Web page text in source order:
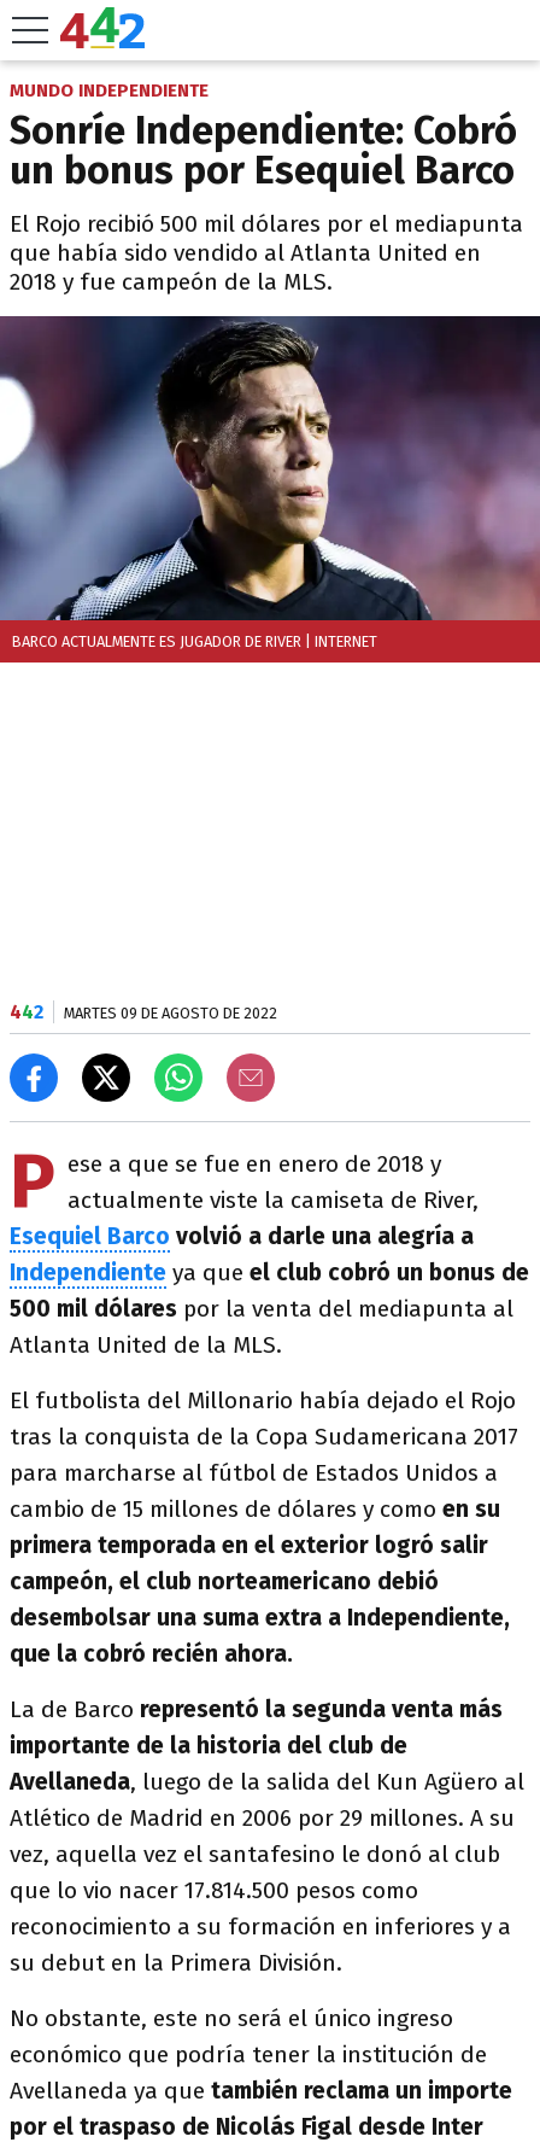
MUNDO INDEPENDIENTE
Sonríe Independiente: Cobró
un bonus por Esequiel Barco
El Rojo recibió 500 mil dólares por el mediapunta
que había sido vendido al Atlanta United en
2018 y fue campeón de la MLS.
BARCO ACTUALMENTE ES JUGADOR DE RIVER | INTERNET
442 MARTES 09 DE AGOSTO DE 2022
P ese a que se fue en enero de 2018 y
actualmente viste la camiseta de River,
Esequiel Barco volvió a darle una alegría a
Independiente ya que el club cobró un bonus de
500 mil dólares por la venta del mediapunta al
Atlanta United de la MLS.
El futbolista del Millonario había dejado el Rojo
tras la conquista de la Copa Sudamericana 2017
para marcharse al fútbol de Estados Unidos a
cambio de 15 millones de dólares y como en su
primera temporada en el exterior logró salir
campeón, el club norteamericano debió
desembolsar una suma extra a Independiente,
que la cobró recién ahora.
La de Barco representó la segunda venta más
importante de la historia del club de
Avellaneda, luego de la salida del Kun Agüero al
Atlético de Madrid en 2006 por 29 millones. A su
vez, aquella vez el santafesino le donó al club
que lo vio nacer 17.814.500 pesos como
reconocimiento a su formación en inferiores y a
su debut en la Primera División.
No obstante, este no será el único ingreso
económico que podría tener la institución de
Avellaneda ya que también reclama un importe
por el traspaso de Nicolás Figal desde Inter